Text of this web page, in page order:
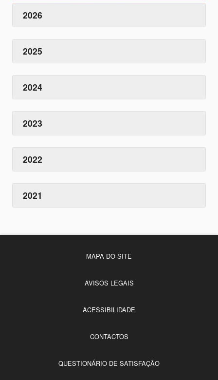
2026
2025
2024
2023
2022
2021
MAPA DO SITE
AVISOS LEGAIS
ACESSIBILIDADE
CONTACTOS
QUESTIONÁRIO DE SATISFAÇÃO